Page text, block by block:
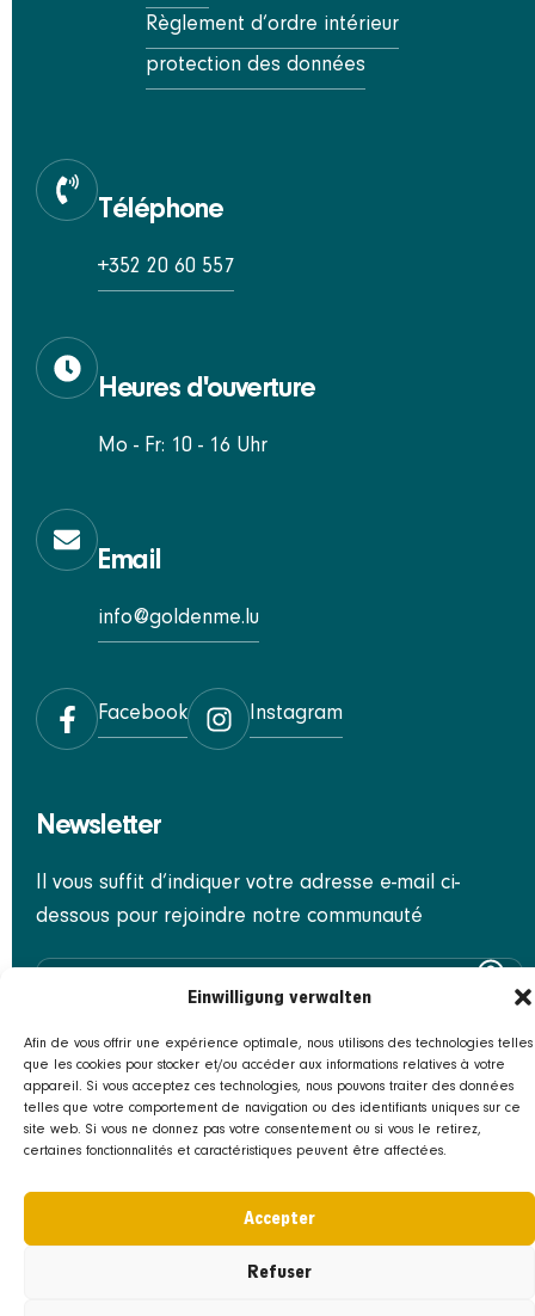
Einwilligung verwalten
Afin de vous offrir une expérience optimale, nous utilisons des technologies telles
que les cookies pour stocker et/ou accéder aux informations relatives à votre
appareil. Si vous acceptez ces technologies, nous pouvons traiter des données
telles que votre comportement de navigation ou des identifiants uniques sur ce
site web. Si vous ne donnez pas votre consentement ou si vous le retirez,
certaines fonctionnalités et caractéristiques peuvent être affectées.
Accepter
Refuser
Règlement d’ordre intérieur
protection des données
Téléphone
+352 20 60 557
Heures d'ouverture
Mo - Fr: 10 - 16 Uhr
Email
info@goldenme.lu
Facebook Instagram
Newsletter
Il vous suffit d’indiquer votre adresse e-mail ci-
dessous pour rejoindre notre communauté
S'inscrire